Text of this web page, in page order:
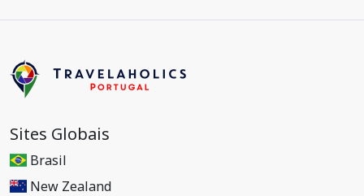
Sites Globais
Brasil
New Zealand